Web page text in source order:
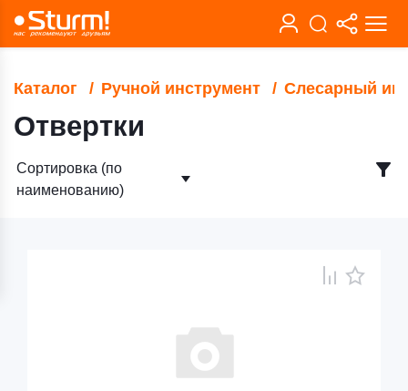
Каталог Ручной инструмент Слесарный
Отвертки
Сортировка (по
наименованию)